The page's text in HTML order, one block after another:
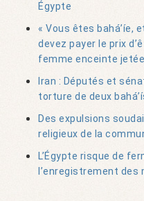
Égypte
« Vous êtes bahá’íe,
devez payer le prix
femme enceinte
Iran : Députés et
torture de deux
Des expulsions
religieux de la
L’Égypte risque de
l’enregistrement des